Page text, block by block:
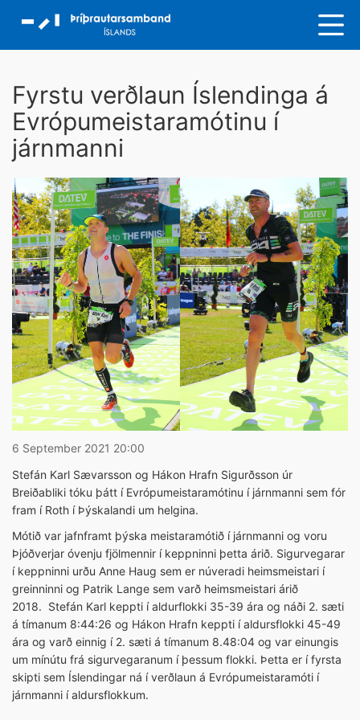
Fyrstu verðlaun Íslendinga á
Evrópumeistaramótinu í
járnmanni
6 September 2021 20:00
Stefán Karl Sævarsson og Hákon Hrafn Sigurðsson úr
Breiðabliki tóku þátt í Evrópumeistaramótinu í járnmanni sem fór
fram í Roth í Þýskalandi um helgina.
Mótið var jafnframt þýska meistaramótið í járnmanni og voru
Þjóðverjar óvenju fjölmennir í keppninni þetta árið. Sigurvegarar
í keppninni urðu Anne Haug sem er núveradi heimsmeistari í
greinninni og Patrik Lange sem varð heimsmeistari árið
2018. Stefán Karl keppti í aldurflokki 35-39 ára og náði 2. sæti
á tímanum 8:44:26 og Hákon Hrafn keppti í aldursflokki 45-49
ára og varð einnig í 2. sæti á tímanum 8.48:04 og var einungis
um mínútu frá sigurvegaranum í þessum flokki. Þetta er í fyrsta
skipti sem Íslendingar ná í verðlaun á Evrópumeistaramóti í
járnmanni í aldursflokkum.